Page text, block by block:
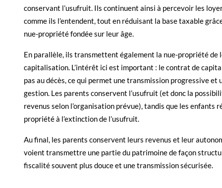
conservant l’usufruit. Ils continuent ainsi à percevoir les
comme ils l’entendent, tout en réduisant la base taxable
nue-propriété fondée sur leur âge.
En parallèle, ils transmettent également la nue-propriété de
capitalisation. L’intérêt ici est important : le contrat de
pas au décès, ce qui permet une transmission progressive et
gestion. Les parents conservent l’usufruit (et donc la
revenus selon l’organisation prévue), tandis que les enfants
propriété à l’extinction de l’usufruit.
Au final, les parents conservent leurs revenus et leur
voient transmettre une partie du patrimoine de façon
fiscalité souvent plus douce et une transmission sécurisée.